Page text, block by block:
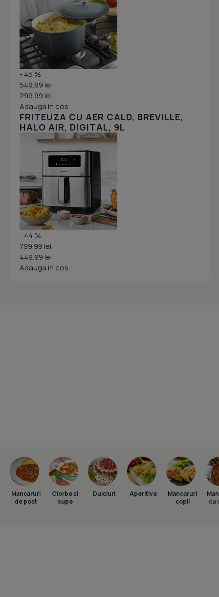
- 45 %
549.99 lei
299.99 lei
Adauga in cos
FRITEUZA CU AER CALD, BREVILLE,
HALO AIR, DIGITAL, 9L
- 44 %
799.99 lei
449.99 lei
Adauga in cos
Mancaruri
de post
Ciorbe si
supe
Dulciuri Aperitive
Mancaruri
copii
cu